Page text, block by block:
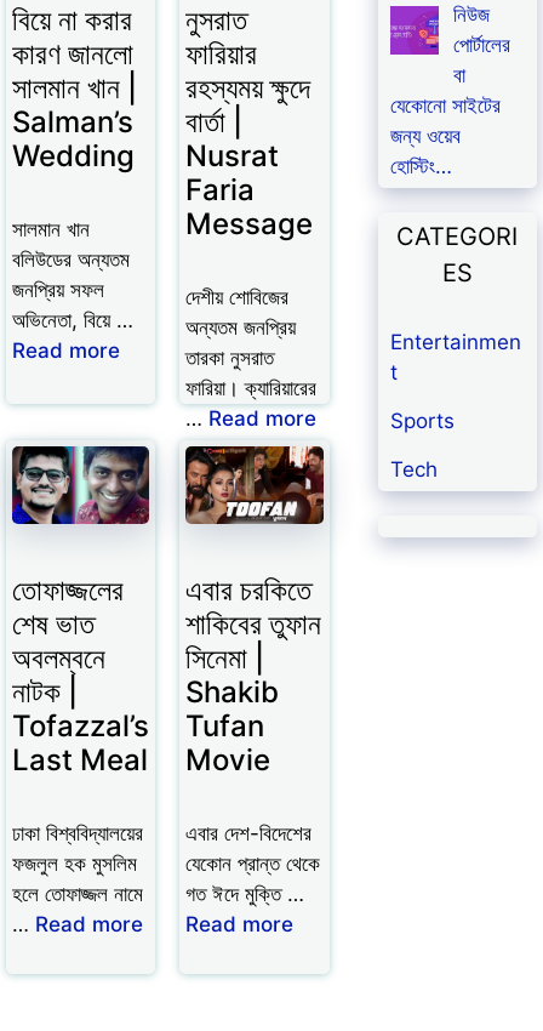
বিয়ে না করার
কারণ জানলো
সালমান খান |
Salman’s
Wedding
সালমান খান
বলিউডের অন্যতম
জনপ্রিয় সফল
অভিনেতা, বিয়ে …
Read more
নুসরাত
ফারিয়ার
রহস্যময় ক্ষুদে
বার্তা |
Nusrat
Faria
Message
দেশীয় শোবিজের
অন্যতম জনপ্রিয়
তারকা নুসরাত
ফারিয়া। ক্যারিয়ারের
… Read more
তোফাজ্জলের
শেষ ভাত
অবলম্বনে
নাটক |
Tofazzal’s
Last Meal
ঢাকা বিশ্ববিদ্যালয়ের
ফজলুল হক মুসলিম
হলে তোফাজ্জল নামে
… Read more
এবার চরকিতে
শাকিবের তুফান
সিনেমা |
Shakib
Tufan
Movie
এবার দেশ-বিদেশের
যেকোন প্রান্ত থেকে
গত ঈদে মুক্তি …
Read more
নিউজ
পোর্টালের
বা
যেকোনো সাইটের
জন্য ওয়েব
হোস্টিং…
CATEGORI
ES
Entertainmen
t
Sports
Tech